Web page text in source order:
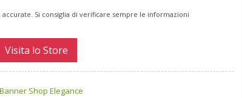
Si consiglia di verificare sempre le informazioni
Visita lo Store